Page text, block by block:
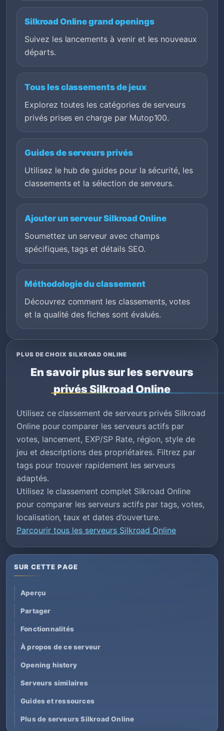
Silkroad Online grand openings
Suivez les lancements à venir et les nouveaux
départs.
Tous les classements de jeux
Explorez toutes les catégories de serveurs
privés prises en charge par Mutop100.
Guides de serveurs privés
Utilisez le hub de guides pour la sécurité, les
classements et la sélection de serveurs.
Ajouter un serveur Silkroad Online
Soumettez un serveur avec champs
spécifiques, tags et détails SEO.
Méthodologie du classement
Découvrez comment les classements, votes
et la qualité des fiches sont évalués.
PLUS DE CHOIX SILKROAD ONLINE
En savoir plus sur les serveurs
privés Silkroad Online
Utilisez ce classement de serveurs privés Silkroad
Online pour comparer les serveurs actifs par
votes, lancement, EXP/SP Rate, région, style de
jeu et descriptions des propriétaires. Filtrez par
tags pour trouver rapidement les serveurs
adaptés.
Utilisez le classement complet Silkroad Online
pour comparer les serveurs actifs par tags, votes,
localisation, taux et dates d’ouverture.
Parcourir tous les serveurs Silkroad Online
SUR CETTE PAGE
Aperçu
Partager
Fonctionnalités
À propos de ce serveur
Opening history
Serveurs similaires
Guides et ressources
Plus de serveurs Silkroad Online